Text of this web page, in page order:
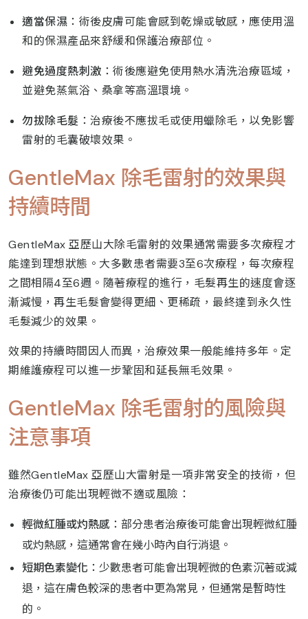
適當保濕 ：術後皮膚可能會感到乾燥或敏感，應使用溫
和的保濕產品來舒緩和保護治療部位。
避免過度熱刺激 ：術後應避免使用熱水清洗治療區域，
並避免蒸氣浴、桑拿等高溫環境。
勿拔除毛髮 ：治療後不應拔毛或使用蠟除毛，以免影響
雷射的毛囊破壞效果。
GentleMax 除毛雷射的效果與
持續時間
GentleMax 亞歷山大除毛雷射的效果通常需要多次療程才
能達到理想狀態。大多數患者需要3至6次療程，每次療程
之間相隔4至6週。隨著療程的進行，毛髮再生的速度會逐
漸減慢，再生毛髮會變得更細、更稀疏，最終達到永久性
毛髮減少的效果。
效果的持續時間因人而異，治療效果一般能維持多年。定
期維護療程可以進一步鞏固和延長無毛效果。
GentleMax 除毛雷射的風險與
注意事項
雖然GentleMax 亞歷山大雷射是一項非常安全的技術，但
治療後仍可能出現輕微不適或風險：
輕微紅腫或灼熱感 ：部分患者治療後可能會出現輕微紅腫
或灼熱感，這通常會在幾小時內自行消退。
短期色素變化 ：少數患者可能會出現輕微的色素沉著或減
退，這在膚色較深的患者中更為常見，但通常是暫時性
的。